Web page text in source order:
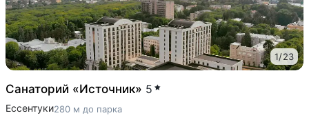
1/23
Санаторий «Источник» 5
Ессентуки280 м до парка